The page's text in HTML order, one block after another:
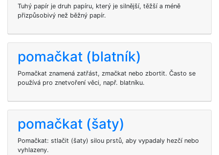
Tuhý papír je druh papíru, který je silnější, těžší a méně
přizpůsobivý než běžný papír.
pomačkat (blatník)
Pomačkat znamená zatřást, zmačkat nebo zbortit. Často se
používá pro znetvoření věci, např. blatníku.
pomačkat (šaty)
Pomačkat: stlačit (šaty) silou prstů, aby vypadaly hezčí nebo
vyhlazeny.